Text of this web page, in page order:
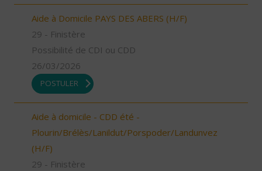
Aide à Domicile PAYS DES ABERS (H/F)
29 - Finistère
Possibilité de CDI ou CDD
26/03/2026
POSTULER
Aide à domicile - CDD été -
Plourin/Brélès/Lanildut/Porspoder/Landunvez
(H/F)
29 - Finistère